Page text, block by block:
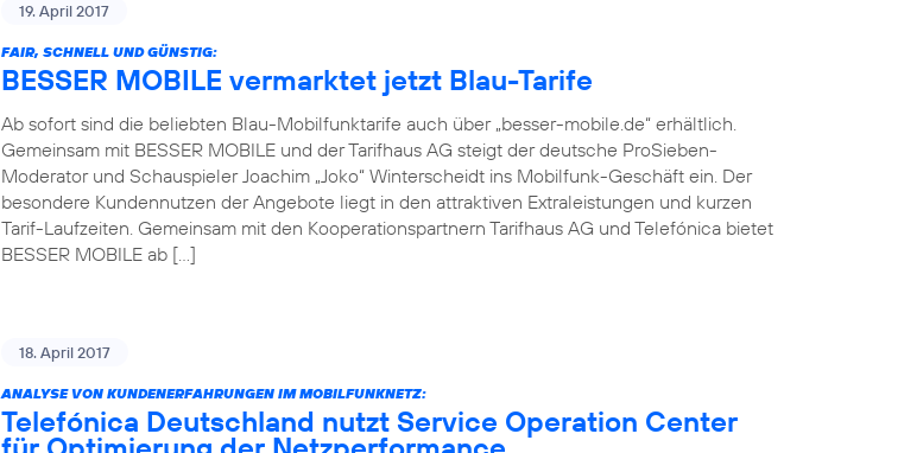
19. April 2017
FAIR, SCHNELL UND GÜNSTIG:
BESSER MOBILE vermarktet jetzt Blau-Tarife
Ab sofort sind die beliebten Blau-Mobilfunktarife auch über „besser-mobile.de“ erhältlich.
Gemeinsam mit BESSER MOBILE und der Tarifhaus AG steigt der deutsche ProSieben-
Moderator und Schauspieler Joachim „Joko“ Winterscheidt ins Mobilfunk-Geschäft ein. Der
besondere Kundennutzen der Angebote liegt in den attraktiven Extraleistungen und kurzen
Tarif-Laufzeiten. Gemeinsam mit den Kooperationspartnern Tarifhaus AG und Telefónica bietet
BESSER MOBILE ab […]
18. April 2017
ANALYSE VON KUNDENERFAHRUNGEN IM MOBILFUNKNETZ:
Telefónica Deutschland nutzt Service Operation Center